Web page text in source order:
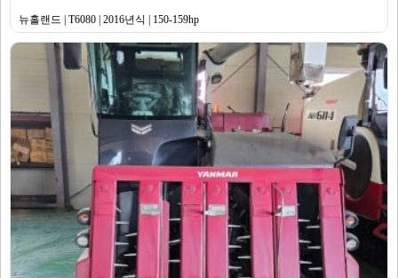
뉴홀랜드 | T6080 | 2016년식 | 150-159hp